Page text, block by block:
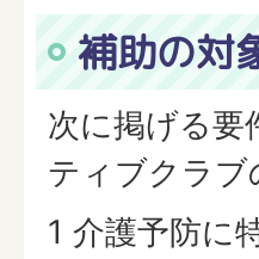
補助の対
次に掲げる要
ティブクラブ
1 介護予防に